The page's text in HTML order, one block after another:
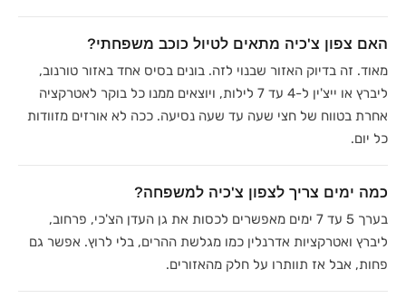
האם צפון צ'כיה מתאים לטיול כוכב משפחתי?
מאוד. זה בדיוק האזור שבנוי לזה. בונים בסיס אחד באזור טורנוב,
ליברץ או ייצ'ין ל-4 עד 7 לילות, ויוצאים ממנו כל בוקר לאטרקציה
אחרת בטווח של חצי שעה עד שעה נסיעה. ככה לא אורזים מזוודות
כל יום.
כמה ימים צריך לצפון צ'כיה למשפחה?
בערך 5 עד 7 ימים מאפשרים לכסות את גן העדן הצ'כי, פרחוב,
ליברץ ואטרקציות אדרנלין כמו מגלשת ההרים, בלי לרוץ. אפשר גם
פחות, אבל אז תוותרו על חלק מהאזורים.